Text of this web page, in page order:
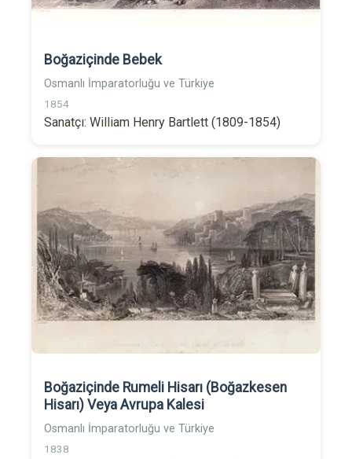
Boğaziçinde Bebek
Osmanlı İmparatorluğu ve Türkiye
1854
Sanatçı: William Henry Bartlett (1809-1854)
Boğaziçinde Rumeli Hisarı (Boğazkesen
Hisarı) Veya Avrupa Kalesi
Osmanlı İmparatorluğu ve Türkiye
1838